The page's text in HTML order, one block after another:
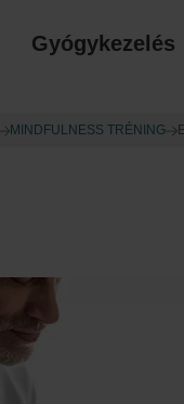
Gyógykezelés
MINDFULNESS TRÉNING